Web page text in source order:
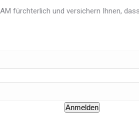
fürchterlich und versichern Ihnen,
Anmelden